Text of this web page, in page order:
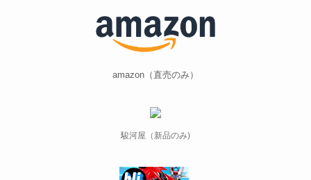
amazon（直売のみ）
駿河屋（新品のみ)